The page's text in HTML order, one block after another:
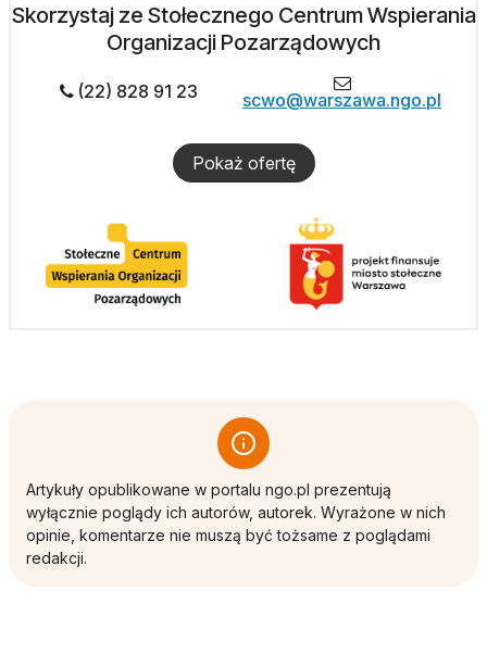
Skorzystaj ze Stołecznego Centrum Wspierania
Organizacji Pozarządowych
(22) 828 91 23 scwo@warszawa.ngo.pl
Pokaż ofertę
Artykuły opublikowane w portalu ngo.pl prezentują
wyłącznie poglądy ich autorów, autorek. Wyrażone w nich
opinie, komentarze nie muszą być tożsame z poglądami
redakcji.